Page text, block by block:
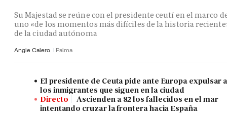
Su Majestad se reúne con el presidente ceutí en el marco
uno «de los momentos más difíciles de la historia
de la ciudad autónoma
Angie Calero Palma
El presidente de Ceuta pide ante Europa expulsar
los inmigrantes que siguen en la ciudad
Directo
Ascienden a 82 los fallecidos en el mar
intentando cruzar la frontera hacia España